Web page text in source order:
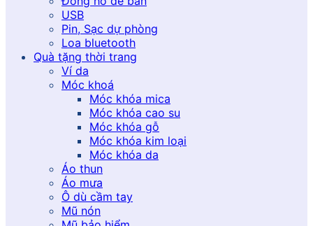
USB
Pin, Sạc dự phòng
Loa bluetooth
Quà tặng thời trang
Ví da
Móc khoá
Móc khóa mica
Móc khóa cao su
Móc khóa gỗ
Móc khóa kim loại
Móc khóa da
Áo thun
Áo mưa
Ô dù cầm tay
Mũ nón